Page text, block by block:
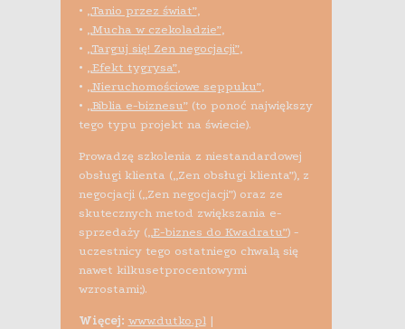
• „Tanio przez świat”,
• „Mucha w czekoladzie”,
• „Targuj się! Zen negocjacji”,
• „Efekt tygrysa”,
• „Nieruchomościowe seppuku”,
• „Biblia e-biznesu”(to ponoć największy
tego typu projekt na świecie).
Prowadzę szkolenia z niestandardowej
obsługi klienta („Zen obsługi klienta”), z
negocjacji („Zen negocjacji”) oraz ze
skutecznych metod zwiększania e-
sprzedaży („E-biznes do Kwadratu”) -
uczestnicy tego ostatniego chwalą się
nawet kilkusetprocentowymi
wzrostami;).
Więcej: www.dutko.pl|